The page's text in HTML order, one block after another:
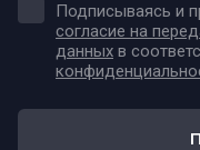
Подписываясь и
согласие на
данных в